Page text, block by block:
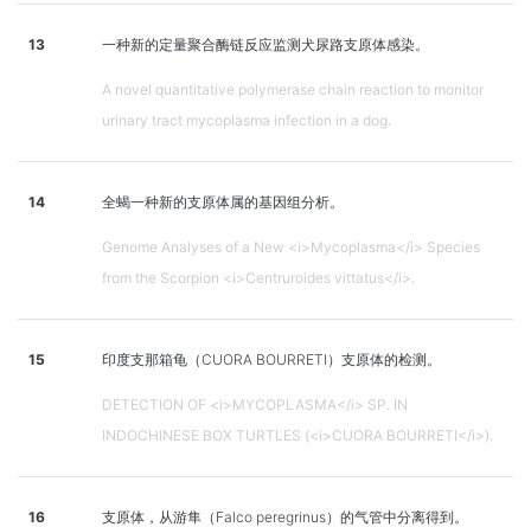
13 一种新的定量聚合酶链反应监测犬尿路支原体感染。
A novel quantitative polymerase chain reaction to monitor
urinary tract mycoplasma infection in a dog.
14 全蝎一种新的支原体属的基因组分析。
Genome Analyses of a New <i>Mycoplasma</i> Species
from the Scorpion <i>Centruroides vittatus</i>.
15 印度支那箱龟（CUORA BOURRETI）支原体的检测。
DETECTION OF <i>MYCOPLASMA</i> SP. IN
INDOCHINESE BOX TURTLES (<i>CUORA BOURRETI</i>).
16 支原体，从游隼（Falco peregrinus）的气管中分离得到。